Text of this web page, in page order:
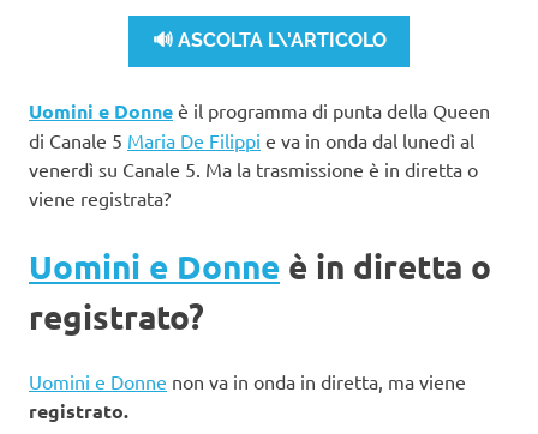
🔊 ASCOLTA L\'ARTICOLO
Uomini e Donne è il programma di punta della Queen
di Canale 5 Maria De Filippi e va in onda dal lunedì al
venerdì su Canale 5. Ma la trasmissione è in diretta o
viene registrata?
Uomini e Donne è in diretta o
registrato?
Uomini e Donne non va in onda in diretta, ma viene
registrato.